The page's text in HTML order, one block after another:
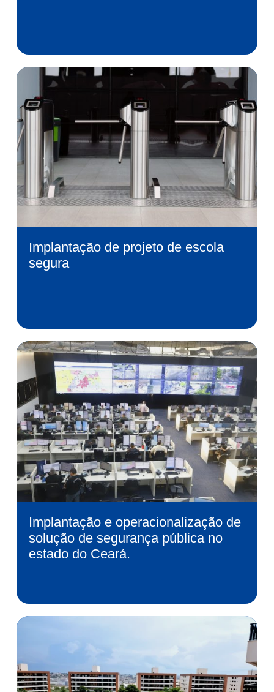
Implantação de projeto de escola
segura
Implantação e operacionalização de
solução de segurança pública no
estado do Ceará.